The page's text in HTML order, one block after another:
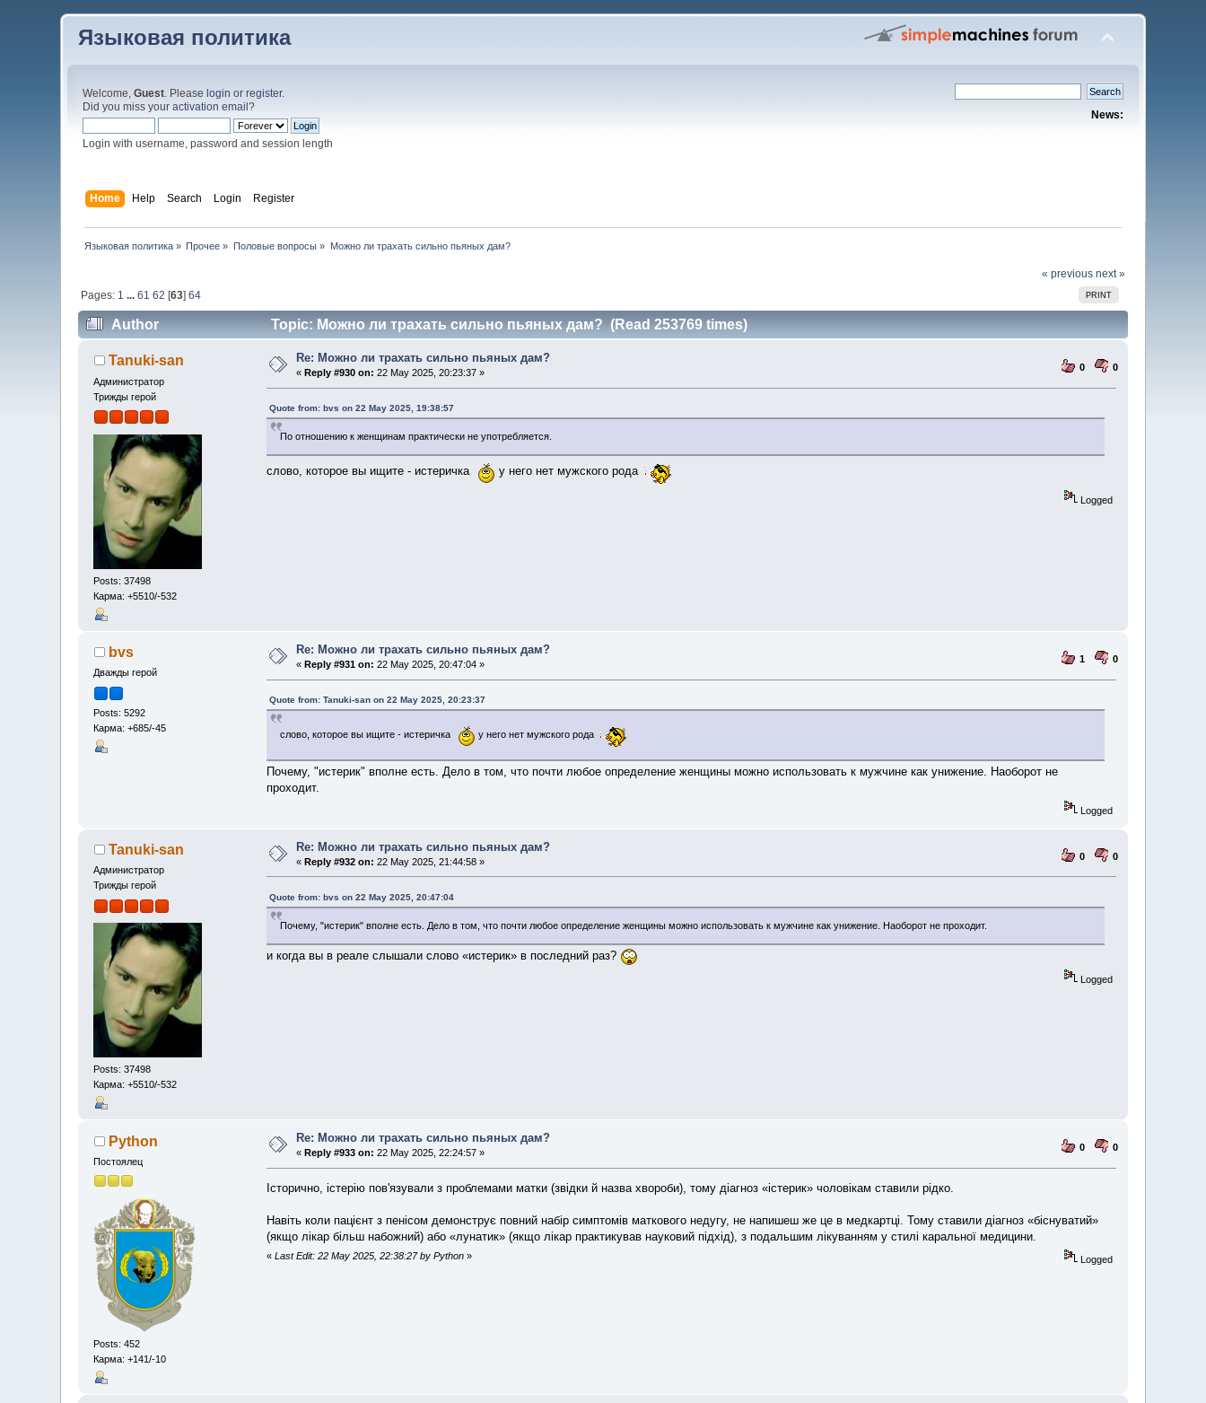
Языковая политика
Welcome,Guest. Please login orregister.
Did you miss youractivation email?
Login with username, password and session length
News:
Home Help Search Login Register
Языковая политика» Прочее » Половые вопросы» Можно ли трахать сильно пьяных дам?
« previous next »
PRINT
Pages: 1 ... 61 62 [63] 64
Author Topic: Можно ли трахать сильно пьяных дам? (Read 253769 times)
Tanuki-san
Администратор
Трижды герой
Posts: 37498
Карма: +5510/-532
Re: Можно ли трахать сильно пьяных дам?
« Reply #930 on: 22 May 2025, 20:23:37 » 0 0
Quote from: bvs on 22 May 2025, 19:38:57
По отношению к женщинам практически не употребляется.
слово, которое вы ищите - истеричка у него нет мужского рода
Logged
bvs
Дважды герой
Posts: 5292
Карма: +685/-45
Re: Можно ли трахать сильно пьяных дам?
« Reply #931 on: 22 May 2025, 20:47:04 » 1 0
Quote from: Tanuki-san on 22 May 2025, 20:23:37
слово, которое вы ищите - истеричка у него нет мужского рода
Почему, "истерик" вполне есть. Дело в том, что почти любое определение женщины можно использовать к мужчине как унижение. Наоборот не
проходит.
Logged
Tanuki-san
Администратор
Трижды герой
Posts: 37498
Карма: +5510/-532
Re: Можно ли трахать сильно пьяных дам?
« Reply #932 on: 22 May 2025, 21:44:58 » 0 0
Quote from: bvs on 22 May 2025, 20:47:04
Почему, "истерик" вполне есть. Дело в том, что почти любое определение женщины можно использовать к мужчине как унижение. Наоборот не проходит.
и когда вы в реале слышали слово «истерик» в последний раз?
Logged
Python
Постоялец
Posts: 452
Карма: +141/-10
Re: Можно ли трахать сильно пьяных дам?
« Reply #933 on: 22 May 2025, 22:24:57 » 0 0
Історично, істерію пов'язували з проблемами матки (звідки й назва хвороби), тому діагноз «істерик» чоловікам ставили рідко.
Навіть коли пацієнт з пенісом демонструє повний набір симптомів маткового недугу, не напишеш же це в медкартці. Тому ставили діагноз «біснуватий»
(якщо лікар більш набожний) або «лунатик» (якщо лікар практикував науковий підхід), з подальшим лікуванням у стилі каральної медицини.
«Last Edit: 22 May 2025, 22:38:27 by Python » Logged